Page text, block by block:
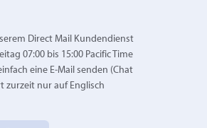
Direct Mail Kundendienst
07:00 bis 15:00 Pacific Time
eine E‑Mail senden (Chat
zurzeit nur auf Englisch